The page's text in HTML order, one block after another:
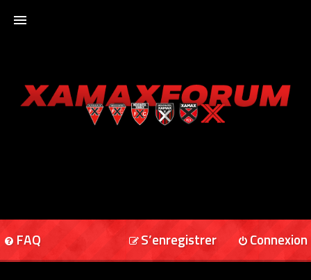
XAMAXFORUM
FAQ Connexion
S’enregistrer